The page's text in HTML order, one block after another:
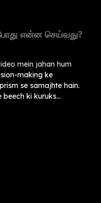
என்ன செய்வது?
mein jahan hum
making ke
se samajhte hain.
ki kuruks...